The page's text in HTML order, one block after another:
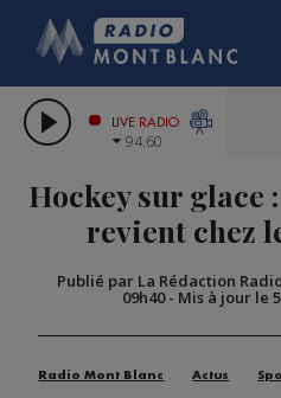
LES
CITIZEN
GRAND MASSIF
COMPAGNIE
LIVE RADIO
94.60
Hockey sur glace
revient chez
Publié par La Rédaction
09h40- Mis à jour le
Radio Mont Blanc Actus